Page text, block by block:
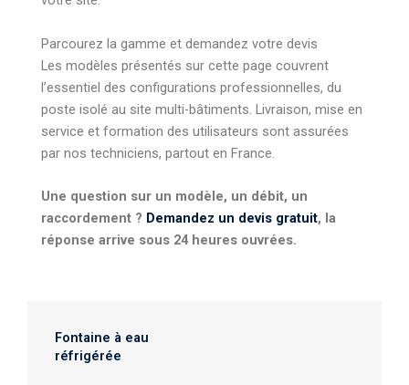
Parcourez la gamme et demandez votre devis
Les modèles présentés sur cette page couvrent
l’essentiel des configurations professionnelles, du
poste isolé au site multi-bâtiments. Livraison, mise en
service et formation des utilisateurs sont assurées
par nos techniciens, partout en France.
Une question sur un modèle, un débit, un
raccordement ? Demandez un devis gratuit, la
réponse arrive sous 24 heures ouvrées.
Fontaine à eau
réfrigérée